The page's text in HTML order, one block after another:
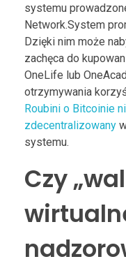
systemu
Network.System
Dzięki nim może
zachęca do
OneLife lub
otrzymywania
Roubini o Bitcoinie
zdecentralizowany
systemu.
Czy